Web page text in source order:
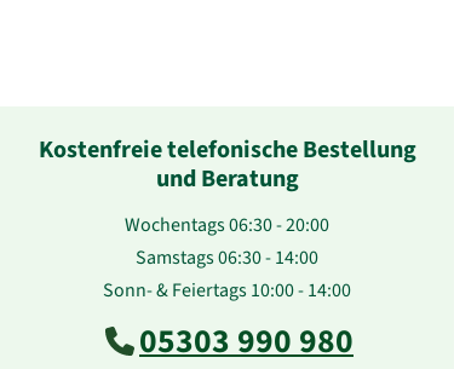
Kostenfreie telefonische Bestellung
und Beratung
Wochentags 06:30 - 20:00
Samstags 06:30 - 14:00
Sonn- & Feiertags 10:00 - 14:00
05303 990 980